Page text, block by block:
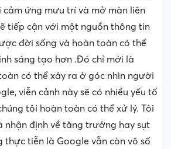
ứng mưu trí và mở màn liên
tiếp cận với một nguồn thông tin
đời sống và hoàn toàn có thể
sáng tạo hơn .Đó chỉ mới là
có thể xảy ra ở góc nhìn người
viễn cảnh này sẽ có nhiều yếu tố
tôi hoàn toàn có thể xử lý. Tôi
nhận định về tăng trưởng hay sụt
thực tiễn là Google vẫn còn vô số